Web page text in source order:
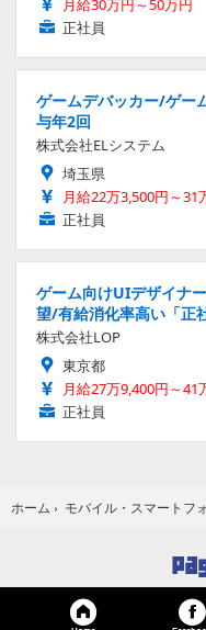
月給30万円～50万円
正社員
ゲームデバッカー/ゲー
与年2回
株式会社ELシステム
埼玉県
月給22万3,500円～31
正社員
ゲーム向けUIデザイナ
望/有給消化率高い「正
株式会社LOP
東京都
月給27万9,400円～41
正社員
ホーム › モバイル・スマートフ